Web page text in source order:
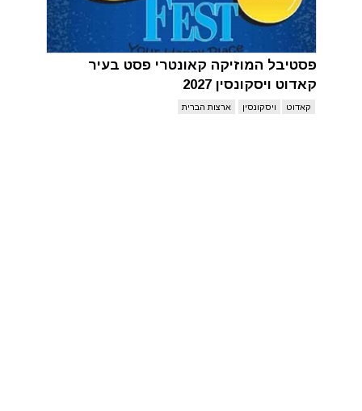
פסטיבל המוזיקה קאונטרי פסט בעיר
קאדוט ויסקונסין 2027
קאדוט ויסקונסין ארצות הברית